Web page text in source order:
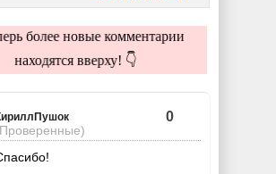
более новые комментарии
находятся вверху! 👇
0